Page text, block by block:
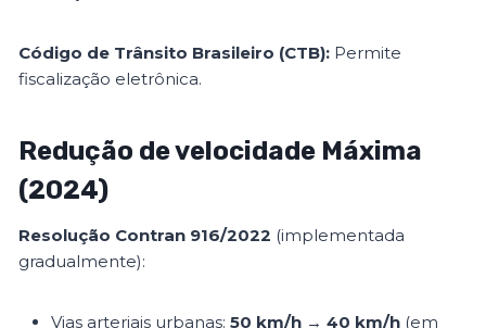
Código de Trânsito Brasileiro (CTB): Permite
fiscalização eletrônica.
Redução de velocidade Máxima
(2024)
Resolução Contran 916/2022 (implementada
gradualmente):
Vias arteriais urbanas:50 km/h →40 km/h (em